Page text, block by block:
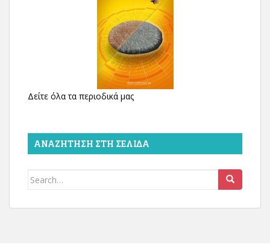
Δείτε όλα τα περιοδικά μας
ΑΝΑΖΉΤΗΣΗ ΣΤΗ ΣΕΛΊΔΑ
Search